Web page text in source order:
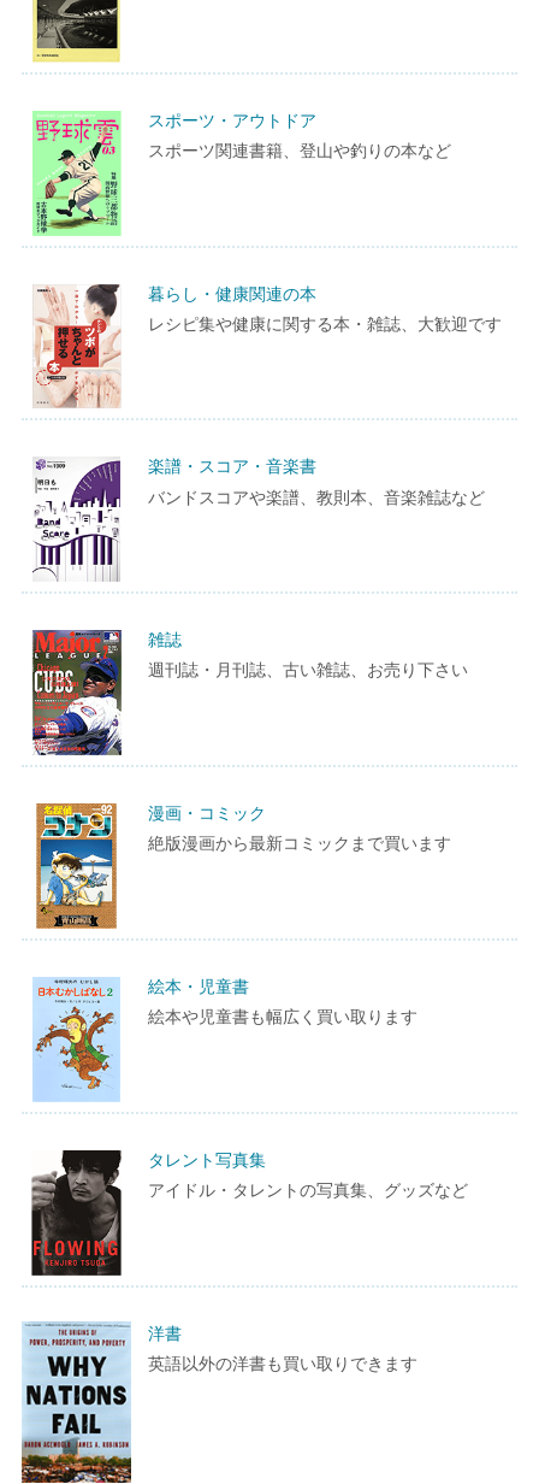
スポーツ・アウトドア
スポーツ関連書籍、登山や釣りの本など
暮らし・健康関連の本
レシピ集や健康に関する本・雑誌、大歓迎です
楽譜・スコア・音楽書
バンドスコアや楽譜、教則本、音楽雑誌など
雑誌
週刊誌・月刊誌、古い雑誌、お売り下さい
漫画・コミック
絶版漫画から最新コミックまで買います
絵本・児童書
絵本や児童書も幅広く買い取ります
タレント写真集
アイドル・タレントの写真集、グッズなど
洋書
英語以外の洋書も買い取りできます